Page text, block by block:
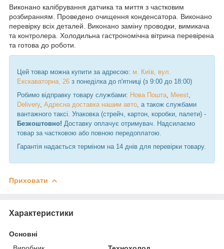
Виконано калібрування датчика та миття з частковим
розбиранням. Проведено очищення конденсатора. Виконано
перевірку всіх деталей. Виконано заміну проводки, вимикача
та контролера. Холодильна гастрономічна вітрина перевірена
та готова до роботи.
Цей товар можна купити за адресою: м. Київ, вул.
Екскаваторна, 26 з понеділка до п'ятниці (з 9:00 до 18:00)
Робимо відправку товару службами: Нова Пошта Meest
Delivery, Адресна доставка нашим авто , а також службами
вантажного таксі. Упаковка (стрейч, картон, коробки, палети) -
Безкоштовно! Доставку оплачує отримувач. Надсилаємо
товар за частковою або повною передоплатою.
Гарантія надається терміном на 14 днів для перевірки товару.
Приховати
Характеристики
Основні